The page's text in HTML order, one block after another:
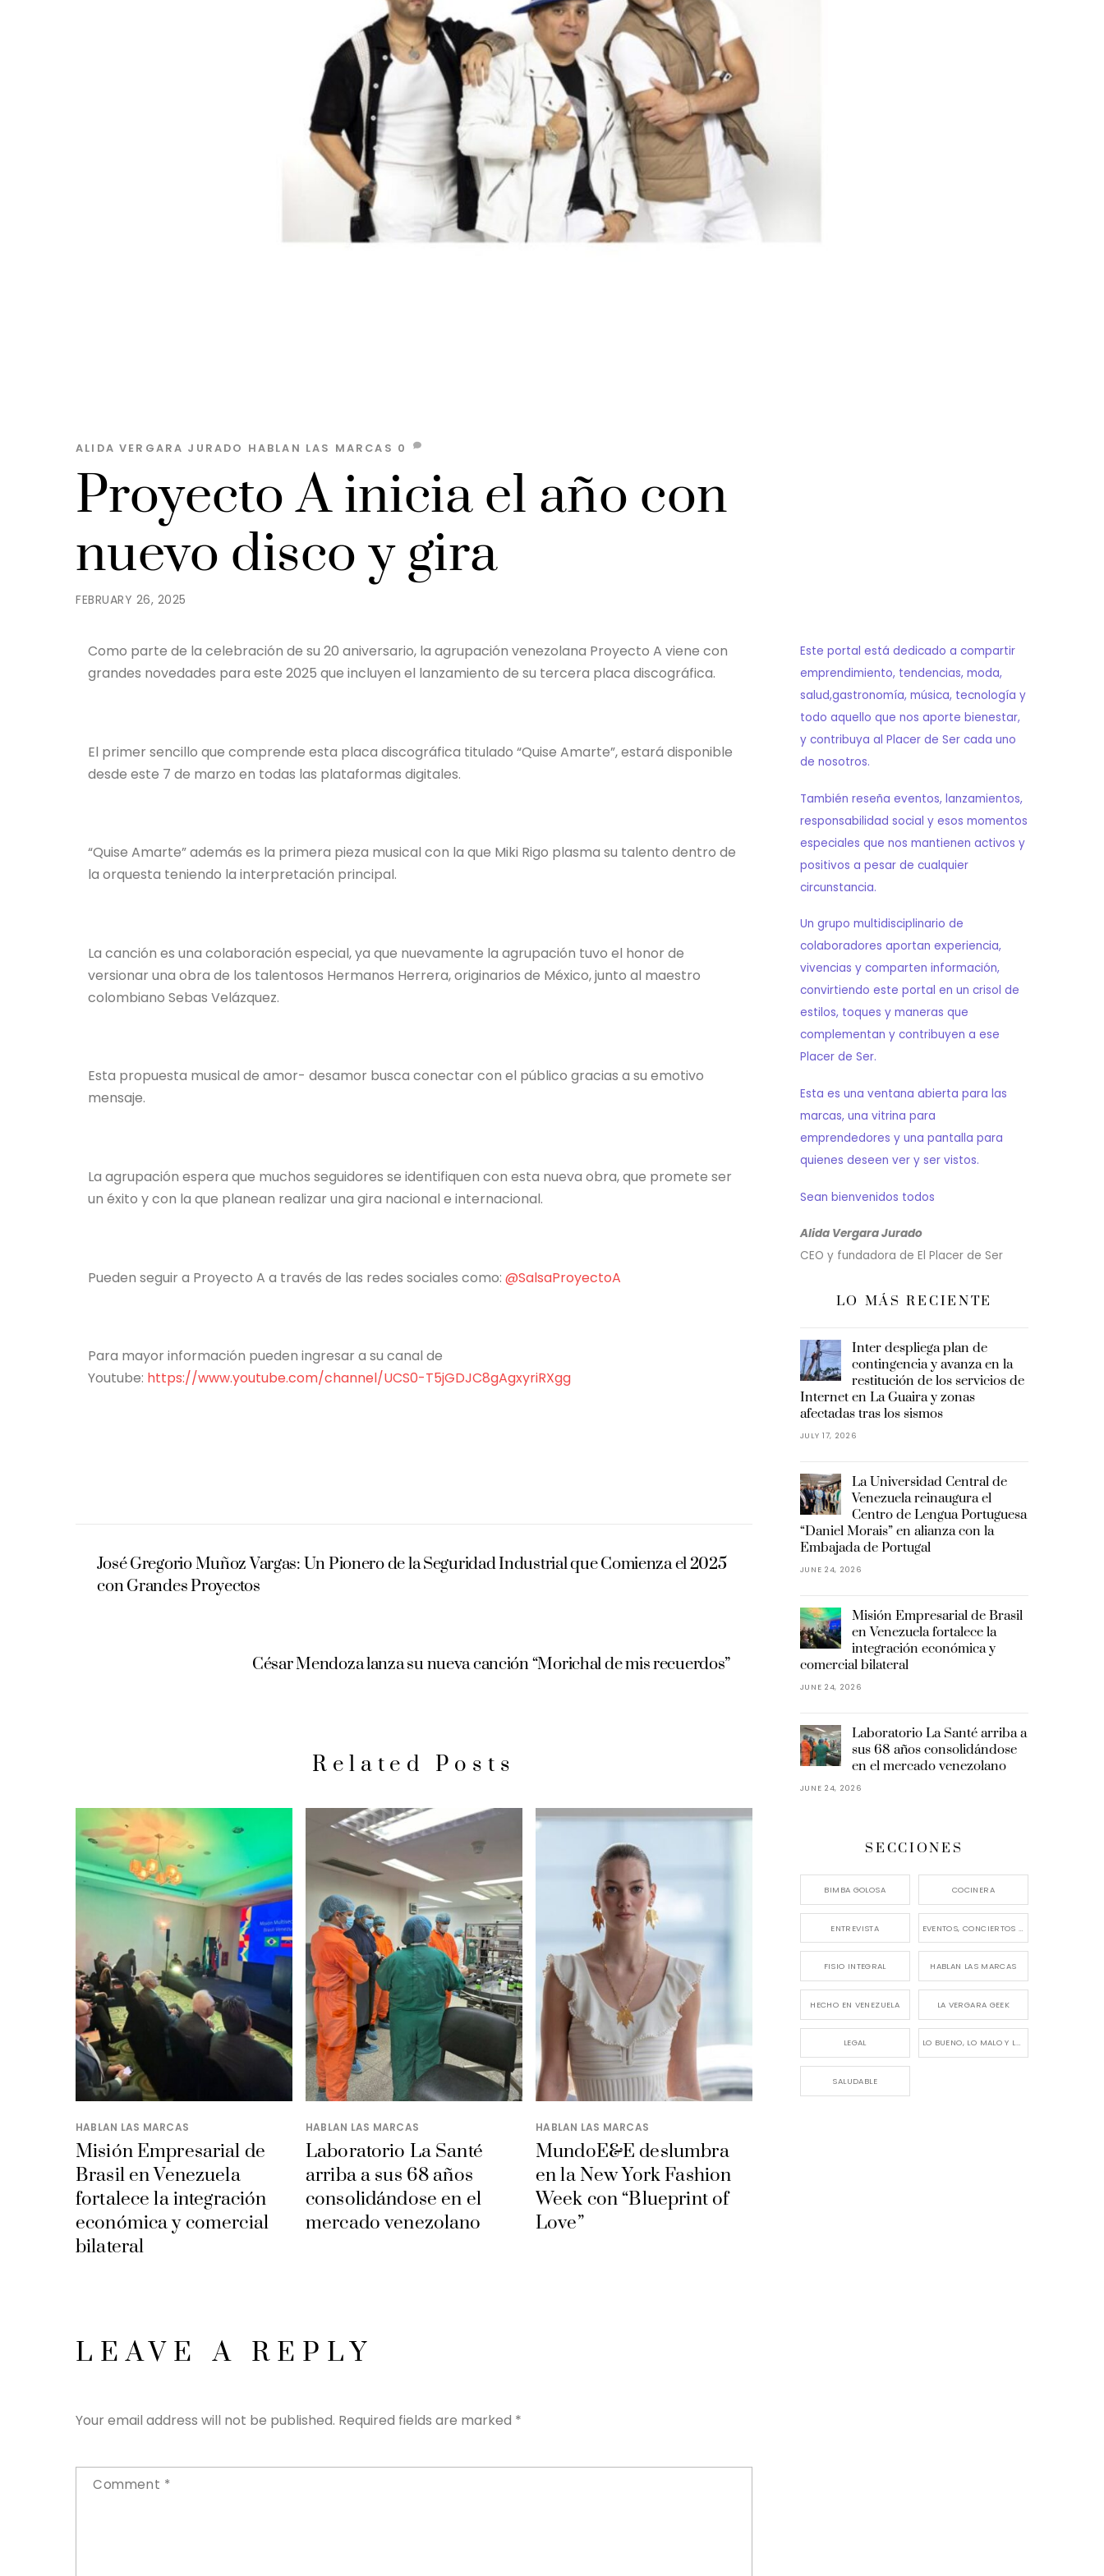
FEBRUARY 26, 2025
Proyecto A inicia el año con
nuevo disco y gira
ALIDA VERGARA JURADO HABLAN LAS MARCAS 0
Como parte de la celebración de su 20 aniversario, la agrupación venezolana Proyecto A viene con
grandes novedades para este 2025 que incluyen el lanzamiento de su tercera placa discográfica.
El primer sencillo que comprende esta placa discográfica titulado “Quise Amarte”, estará disponible
desde este 7 de marzo en todas las plataformas digitales.
“Quise Amarte” además es la primera pieza musical con la que Miki Rigo plasma su talento dentro de
la orquesta teniendo la interpretación principal.
La canción es una colaboración especial, ya que nuevamente la agrupación tuvo el honor de
versionar una obra de los talentosos Hermanos Herrera, originarios de México, junto al maestro
colombiano Sebas Velázquez.
Esta propuesta musical de amor- desamor busca conectar con el público gracias a su emotivo
mensaje.
La agrupación espera que muchos seguidores se identifiquen con esta nueva obra, que promete ser
un éxito y con la que planean realizar una gira nacional e internacional.
Pueden seguir a Proyecto A a través de las redes sociales como: @SalsaProyectoA
Para mayor información pueden ingresar a su canal de
Youtube: https://www.youtube.com/channel/UCS0-T5jGDJC8gAgxyriRXgg
José Gregorio Muñoz Vargas: Un Pionero de la Seguridad Industrial que Comienza el 2025
con Grandes Proyectos
César Mendoza lanza su nueva canción “Morichal de mis recuerdos”
Related Posts
HABLAN LAS MARCAS
Misión Empresarial de
Brasil en Venezuela
fortalece la integración
económica y comercial
bilateral
HABLAN LAS MARCAS
Laboratorio La Santé
arriba a sus 68 años
consolidándose en el
mercado venezolano
HABLAN LAS MARCAS
MundoE&E deslumbra
en la New York Fashion
Week con “Blueprint of
Love”
LEAVE A REPLY
Your email address will not be published. Required fields are marked *
Comment *
Este portal está dedicado a compartir
emprendimiento, tendencias, moda,
salud,gastronomía, música, tecnología y
todo aquello que nos aporte bienestar,
y contribuya al Placer de Ser cada uno
de nosotros.
También reseña eventos, lanzamientos,
responsabilidad social y esos momentos
especiales que nos mantienen activos y
positivos a pesar de cualquier
circunstancia.
Un grupo multidisciplinario de
colaboradores aportan experiencia,
vivencias y comparten información,
convirtiendo este portal en un crisol de
estilos, toques y maneras que
complementan y contribuyen a ese
Placer de Ser.
Esta es una ventana abierta para las
marcas, una vitrina para
emprendedores y una pantalla para
quienes deseen ver y ser vistos.
Sean bienvenidos todos
Alida Vergara Jurado
CEO y fundadora de El Placer de Ser
LO MÁS RECIENTE
Inter despliega plan de
contingencia y avanza en la
restitución de los servicios de
Internet en La Guaira y zonas
afectadas tras los sismos
JULY 17, 2026
La Universidad Central de
Venezuela reinaugura el
Centro de Lengua Portuguesa
“Daniel Morais” en alianza con la
Embajada de Portugal
JUNE 24, 2026
Misión Empresarial de Brasil
en Venezuela fortalece la
integración económica y
comercial bilateral
JUNE 24, 2026
Laboratorio La Santé arriba a
sus 68 años consolidándose
en el mercado venezolano
JUNE 24, 2026
SECCIONES
BIMBA GOLOSA COCINERA
ENTREVISTA
FISIO INTEGRAL HABLAN LAS MARCAS
HECHO EN VENEZUELA LA VERGARA GEEK
LEGAL LO BUENO, LO MALO Y LO FEO
SALUDABLE